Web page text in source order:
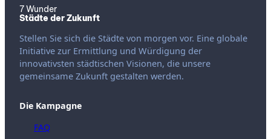
7 Wunder
Städte der Zukunft
Stellen Sie sich die Städte von morgen vor. Eine globale
Initiative zur Ermittlung und Würdigung der
innovativsten städtischen Visionen, die unsere
gemeinsame Zukunft gestalten werden.
Die Kampagne
FAQ